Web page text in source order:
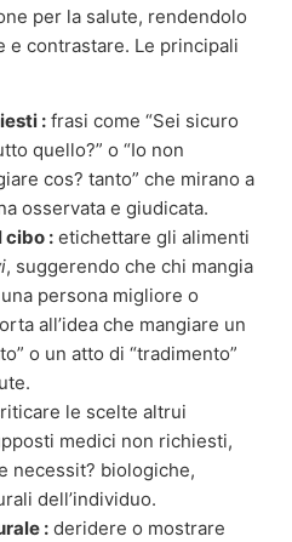
per la salute, rendendolo
e contrastare. Le principali
: frasi come “Sei sicuro
quello?” o “Io non
cos? tanto” che mirano a
osservata e giudicata.
cibo : etichettare gli alimenti
, suggerendo che chi mangia
persona migliore o
all’idea che mangiare un
o un atto di “tradimento”
le scelte altrui
medici non richiesti,
necessit? biologiche,
dell’individuo.
: deridere o mostrare